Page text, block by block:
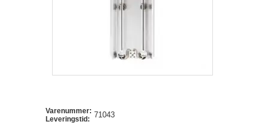
Varenummer:
Leveringstid: 71043